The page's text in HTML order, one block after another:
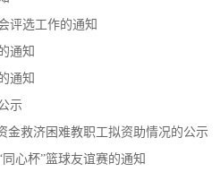
评选工作的通知
通知
通知
示
金救济困难教职工拟资助情况的公示
心杯”篮球友谊赛的通知